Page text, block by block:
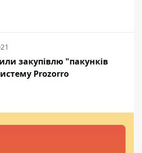
закупівлю "пакунків
Prozorrо